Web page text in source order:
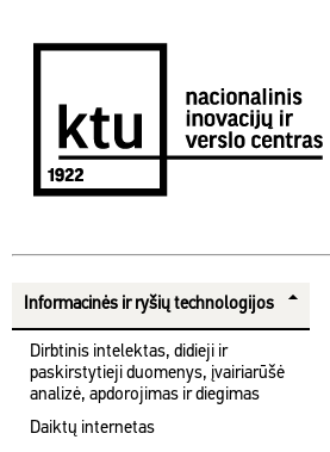
Informacinės ir ryšių technologijos
Dirbtinis intelektas, didieji ir
paskirstytieji duomenys, įvairiarūšė
analizė, apdorojimas ir diegimas
Daiktų internetas